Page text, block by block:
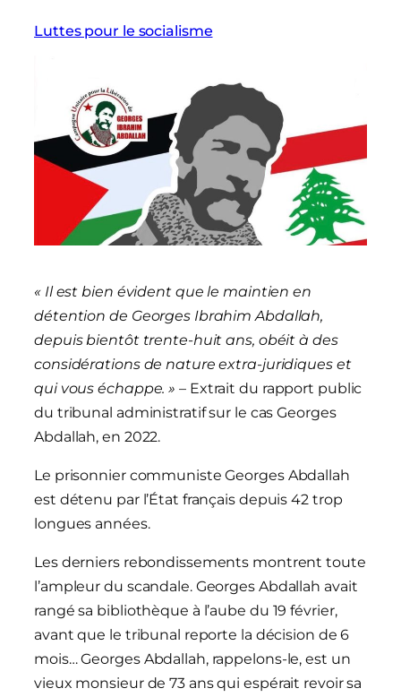
Luttes pour le socialisme
« Il est bien évident que le maintien en
détention de Georges Ibrahim Abdallah,
depuis bientôt trente-huit ans, obéit à des
considérations de nature extra-juridiques et
qui vous échappe. » – Extrait du rapport public
du tribunal administratif sur le cas Georges
Abdallah, en 2022.
Le prisonnier communiste Georges Abdallah
est détenu par l’État français depuis 42 trop
longues années.
Les derniers rebondissements montrent toute
l’ampleur du scandale. Georges Abdallah avait
rangé sa bibliothèque à l’aube du 19 février,
avant que le tribunal reporte la décision de 6
mois… Georges Abdallah, rappelons-le, est un
vieux monsieur de 73 ans qui espérait revoir sa